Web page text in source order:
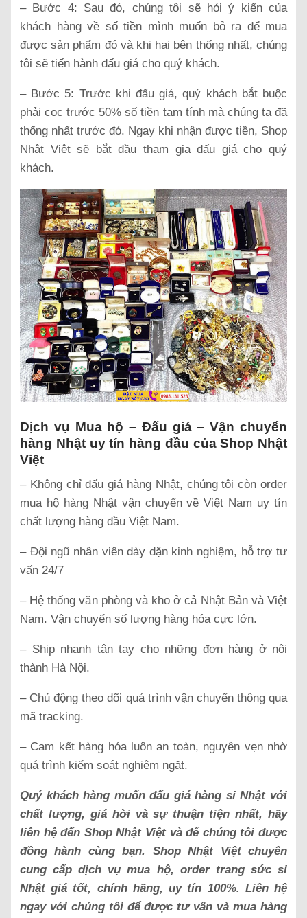
– Bước 4: Sau đó, chúng tôi sẽ hỏi ý kiến của
khách hàng về số tiền mình muốn bỏ ra để mua
được sản phẩm đó và khi hai bên thống nhất, chúng
tôi sẽ tiến hành đấu giá cho quý khách.
– Bước 5: Trước khi đấu giá, quý khách bắt buộc
phải cọc trước 50% số tiền tạm tính mà chúng ta đã
thống nhất trước đó. Ngay khi nhận được tiền, Shop
Nhật Việt sẽ bắt đầu tham gia đấu giá cho quý
khách.
Dịch vụ Mua hộ – Đấu giá – Vận chuyển
hàng Nhật uy tín hàng đầu của Shop Nhật
Việt
– Không chỉ đấu giá hàng Nhật, chúng tôi còn order
mua hộ hàng Nhật vận chuyển về Việt Nam uy tín
chất lượng hàng đầu Việt Nam.
– Đội ngũ nhân viên dày dặn kinh nghiệm, hỗ trợ tư
vấn 24/7
– Hệ thống văn phòng và kho ở cả Nhật Bản và Việt
Nam. Vận chuyển số lượng hàng hóa cực lớn.
– Ship nhanh tận tay cho những đơn hàng ở nội
thành Hà Nội.
– Chủ động theo dõi quá trình vận chuyển thông qua
mã tracking.
– Cam kết hàng hóa luôn an toàn, nguyên vẹn nhờ
quá trình kiểm soát nghiêm ngặt.
Quý khách hàng muốn đấu giá hàng si Nhật với
chất lượng, giá hời và sự thuận tiện nhất, hãy
liên hệ đến Shop Nhật Việt và để chúng tôi được
đồng hành cùng bạn. Shop Nhật Việt chuyên
cung cấp dịch vụ mua hộ, order trang sức si
Nhật giá tốt, chính hãng, uy tín 100%. Liên hệ
ngay với chúng tôi để được tư vấn và mua hàng